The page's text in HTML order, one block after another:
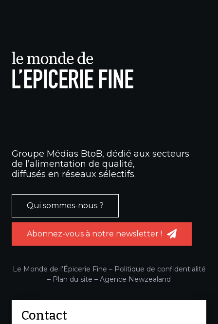
Groupe Médias BtoB, dédié aux secteurs
de l’alimentation de qualité,
diffusés en réseaux sélectifs.
Qui sommes-nous ?
Abonnez-vous à notre newsletter !
Le Monde de l’Épicerie Fine – Politique de confidentialité
– Plan du site – Agence Newzealand
Contact